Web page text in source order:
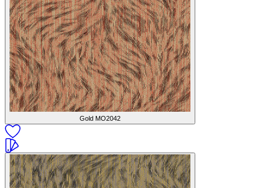
Gold MO2042